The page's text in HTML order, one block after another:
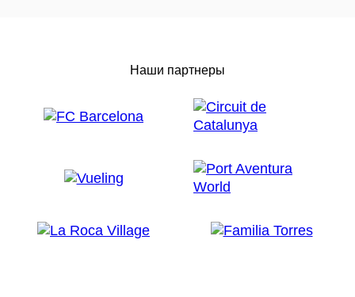
Наши партнеры